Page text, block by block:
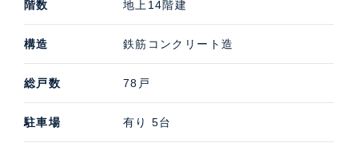
階数 地上14階建
構造 鉄筋コンクリート造
総戸数 78戸
駐車場 有り 5台